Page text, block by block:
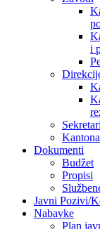
i
Dokumenti
Budžet
Propisi
Javni Pozivi/
Nabavke
Plan